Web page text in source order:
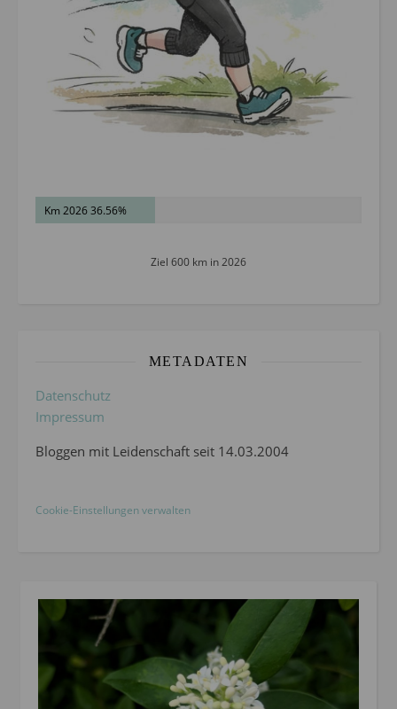
Km 2026 36.56%
Ziel 600 km in 2026
METADATEN
Datenschutz
Impressum
Bloggen mit Leidenschaft seit 14.03.2004
Cookie-Einstellungen verwalten